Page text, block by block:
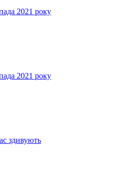
2021 року
2021 року
здивують